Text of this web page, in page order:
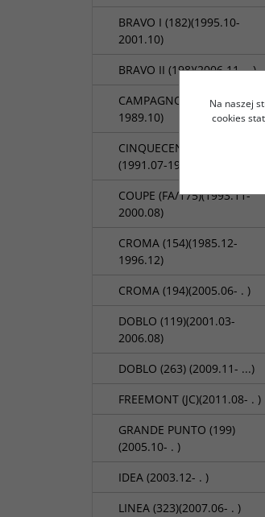
BRAVO I (182)(1995.10-
2001.10)
BRAVO II (198)(2006.11- . )
CAMPAGNOLA (1974.06-
1989.10)
CINQUECENTO (170)
(1991.07-1999.07)
COUPE (FA/175)(1993.11-
2000.08)
CROMA (154)(1985.12-
1996.12)
CROMA (194)(2005.06- . )
DOBLO (119)(2001.03-
2006.08)
DOBLO (263) (2009.11- ...)
FREEMONT (JC)(2011.08- . )
GRANDE PUNTO (199)
(2005.10- . )
IDEA (2003.12- . )
LINEA (323)(2007.06- . )
Na naszej
cookies